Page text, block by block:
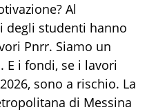
Al
degli studenti hanno
Pnrr. Siamo un
E i fondi, se i lavori
sono a rischio. La
di Messina